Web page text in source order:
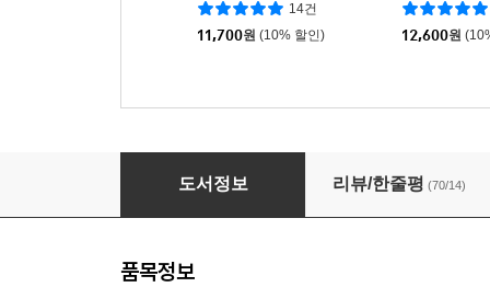
14건
11,700원 (10% 할인) 12,600원
소년을 위로해줘
도서정보 리뷰/한줄평 (70/14)
품목정보